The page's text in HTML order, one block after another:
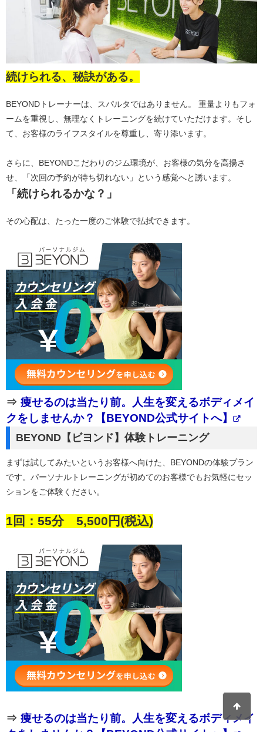
続けられる、秘訣がある。
BEYONDトレーナーは、スパルタではありません。 重量よりもフォ
ームを重視し、無理なくトレーニングを続けていただけます。そし
て、お客様のライフスタイルを尊重し、寄り添います。
さらに、BEYONDこだわりのジム環境が、お客様の気分を高揚さ
せ、「次回の予約が待ち切れない」という感覚へと誘います。
「続けられるかな？」
その心配は、たった一度のご体験で払拭できます。
⇒ 痩せるのは当たり前。人生を変えるボディメイ
クをしませんか？【BEYOND公式サイトへ】
BEYOND【ビヨンド】体験トレーニング
まずは試してみたいというお客様へ向けた、BEYONDの体験プラン
です。パーソナルトレーニングが初めてのお客様でもお気軽にセッ
ションをご体験ください。
1回：55分 5,500円(税込)
⇒ 痩せるのは当たり前。人生を変えるボディメイ